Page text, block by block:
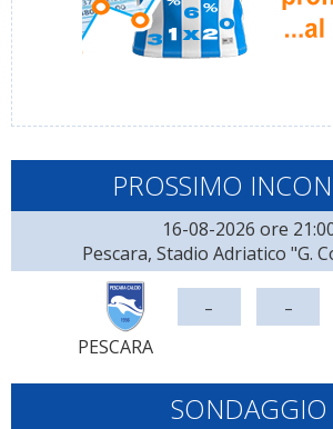
PROSSIMO
16-08-2026 ore
Pescara, Stadio Adriatico "G.
PESCARA
- -
SONDAGGIO